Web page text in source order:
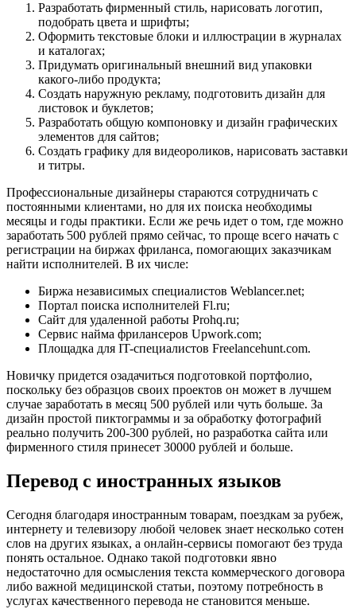
Разработать фирменный стиль, нарисовать логотип,
подобрать цвета и шрифты;
Оформить текстовые блоки и иллюстрации в журналах
и каталогах;
Придумать оригинальный внешний вид упаковки
какого-либо продукта;
Создать наружную рекламу, подготовить дизайн для
листовок и буклетов;
Разработать общую компоновку и дизайн графических
элементов для сайтов;
Создать графику для видеороликов, нарисовать заставки
и титры.
Профессиональные дизайнеры стараются сотрудничать с
постоянными клиентами, но для их поиска необходимы
месяцы и годы практики. Если же речь идет о том, где можно
заработать 500 рублей прямо сейчас, то проще всего начать с
регистрации на биржах фриланса, помогающих заказчикам
найти исполнителей. В их числе:
Биржа независимых специалистов Weblancer.net;
Портал поиска исполнителей Fl.ru;
Сайт для удаленной работы Prohq.ru;
Сервис найма фрилансеров Upwork.com;
Площадка для IT-специалистов Freelancehunt.com.
Новичку придется озадачиться подготовкой портфолио,
поскольку без образцов своих проектов он может в лучшем
случае заработать в месяц 500 рублей или чуть больше. За
дизайн простой пиктограммы и за обработку фотографий
реально получить 200-300 рублей, но разработка сайта или
фирменного стиля принесет 30000 рублей и больше.
Перевод с иностранных языков
Сегодня благодаря иностранным товарам, поездкам за рубеж,
интернету и телевизору любой человек знает несколько сотен
слов на других языках, а онлайн-сервисы помогают без труда
понять остальное. Однако такой подготовки явно
недостаточно для осмысления текста коммерческого договора
либо важной медицинской статьи, поэтому потребность в
услугах качественного перевода не становится меньше.